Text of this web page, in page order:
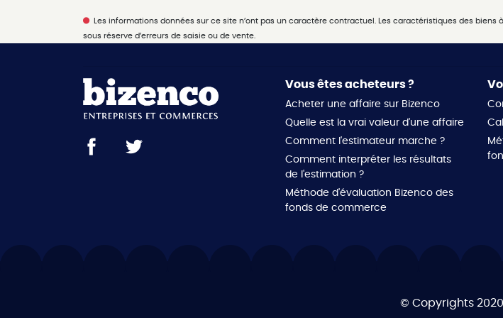
Les informations données sur ce site n’ont pas un caractère contractuel. Les caractéristiques des biens
sous réserve d’erreurs de saisie ou de vente.
Vous êtes acheteurs ?
Acheter une affaire sur Bizenco
Quelle est la vrai valeur d'une affaire
Comment l'estimateur marche ?
Comment interpréter les résultats
de l'estimation ?
Méthode d'évaluation Bizenco des
fonds de commerce
© Copyrights 2020